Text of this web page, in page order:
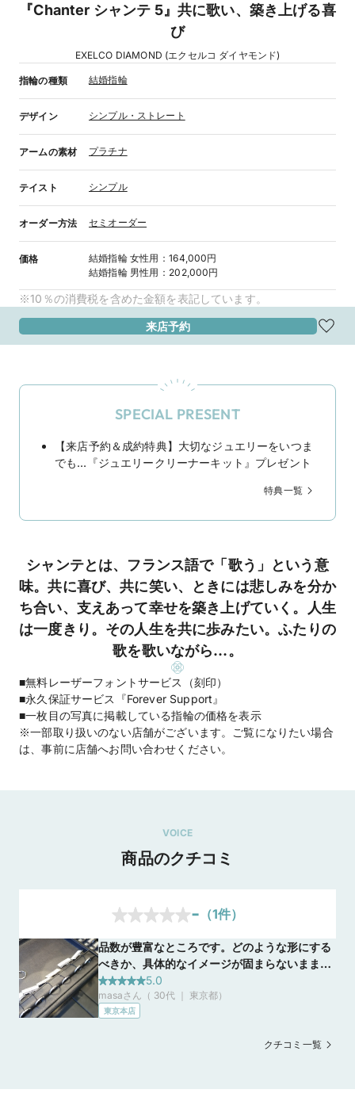
『Chanter シャンテ 5』共に歌い、築き上げる喜
び
EXELCO DIAMOND (エクセルコ ダイヤモンド)
指輪の種類 結婚指輪
デザイン シンプル・ストレート
アームの素材 プラチナ
テイスト シンプル
オーダー方法 セミオーダー
価格 結婚指輪 女性用 ：164,000円
結婚指輪 男性用 ： 202,000円
※10％の消費税を含めた金額を表記しています。
来店予約
SPECIAL PRESENT
【来店予約＆成約特典】大切なジュエリーをいつま
でも…『ジュエリークリーナーキット』プレゼント
特典一覧
シャンテとは、フランス語で「歌う」という意
味。共に喜び、共に笑い、ときには悲しみを分か
ち合い、支えあって幸せを築き上げていく。人生
は一度きり。その人生を共に歩みたい。ふたりの
歌を歌いながら…。
■無料レーザーフォントサービス（刻印）
■永久保証サービス『Forever Support』
■一枚目の写真に掲載している指輪の価格を表示
※一部取り扱いのない店舗がございます。ご覧になりたい場合
は、事前に店舗へお問い合わせください。
VOICE
商品のクチコミ
- （1件）
品数が豊富なところです。どのような形にする
べきか、具体的なイメージが固まらないまま来
店しましたが、じっくり時間をかけて色々な種
類の商品を比べさせてもらったので、二人で納
得のいく商品を選べました。店員の方に感謝で
5.0
masaさん（ 30代 ｜ 東京都）
東京本店
クチコミ一覧